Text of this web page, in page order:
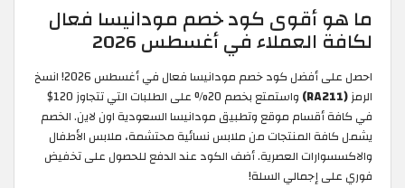
ما هو أقوى كود خصم مودانيسا فعال
لكافة العملاء في أغسطس 2026
احصل على أفضل كود خصم مودانيسا فعال في أغسطس 2026! انسخ
الرمز(RA211)
واستمتع بخصم 20% على الطلبات التي تتجاوز 120$
في كافة أقسام موقع وتطبيق مودانيسا السعودية اون لاين. الخصم
يشمل كافة المنتجات من ملابس نسائية محتشمة، ملابس الأطفال
والاكسسوارات العصرية. أضف الكود عند الدفع للحصول على تخفيض
فوري على إجمالي السلة!